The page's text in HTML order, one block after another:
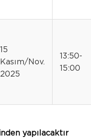
15
Kasım/Nov.
2025
13:50-
15:00
yapılacaktır